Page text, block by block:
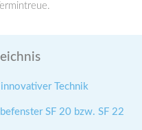
Technik
SF 20 bzw. SF 22